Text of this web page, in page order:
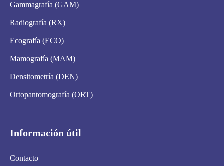
Gammagrafía (GAM)
Radiografía (RX)
Ecografía (ECO)
Mamografía (MAM)
Densitometría (DEN)
Ortopantomografía (ORT)
Información útil
Contacto